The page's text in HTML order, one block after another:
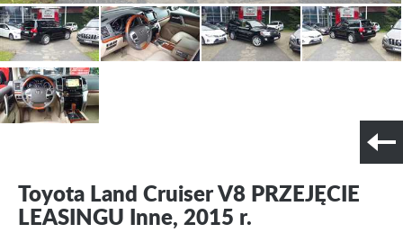
Toyota Land Cruiser V8 PRZEJĘCIE
LEASINGU Inne, 2015 r.